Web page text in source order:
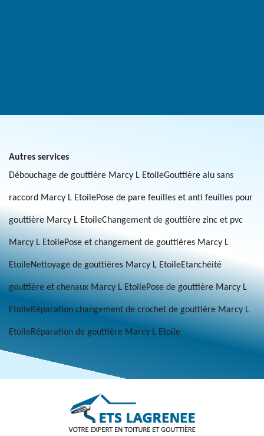
Autres services
Débouchage de gouttière Marcy L EtoileGouttière alu sans
raccord Marcy L EtoilePose de pare feuilles et anti feuilles pour
gouttière Marcy L EtoileChangement de gouttière zinc et pvc
Marcy L EtoilePose et changement de gouttières Marcy L
EtoileNettoyage de gouttières Marcy L EtoileEtanchéité
gouttière et chenaux Marcy L EtoilePose de gouttière Marcy L
EtoileRéparation changement de crochet de gouttière Marcy L
EtoileRéparation de gouttière Marcy L Etoile